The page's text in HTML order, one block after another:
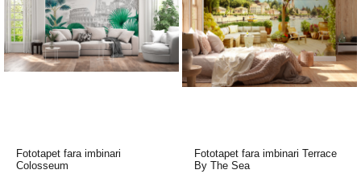
Fototapet fara imbinari
Colosseum
Fototapet fara imbinari Terrace
By The Sea